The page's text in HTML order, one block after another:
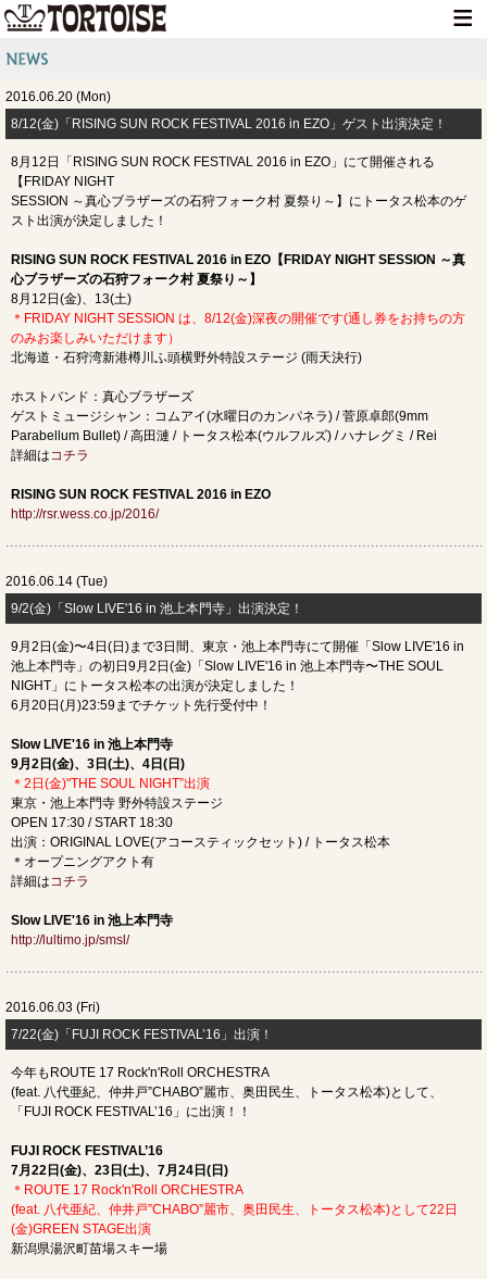
CONTACT
2016.06.20 (Mon)
8/12(金)「RISING SUN ROCK FESTIVAL 2016 in EZO」ゲスト出演決定！
8月12日「RISING SUN ROCK FESTIVAL 2016 in EZO」にて開催される
【FRIDAY NIGHT
SESSION ～真心ブラザーズの石狩フォーク村 夏祭り～】にトータス松本のゲ
スト出演が決定しました！
RISING SUN ROCK FESTIVAL 2016 in EZO【FRIDAY NIGHT SESSION ～真
心ブラザーズの石狩フォーク村 夏祭り～】
8月12日(金)、13(土)
＊FRIDAY NIGHT SESSION は、8/12(金)深夜の開催です(通し券をお持ちの方
のみお楽しみいただけます）
北海道・石狩湾新港樽川ふ頭横野外特設ステージ (雨天決行)
ホストバンド：真心ブラザーズ
ゲストミュージシャン：コムアイ(水曜日のカンパネラ) / 菅原卓郎(9mm
Parabellum Bullet) / 高田漣 / トータス松本(ウルフルズ) / ハナレグミ / Rei
詳細はコチラ
RISING SUN ROCK FESTIVAL 2016 in EZO
http://rsr.wess.co.jp/2016/
2016.06.14 (Tue)
9/2(金)「Slow LIVE'16 in 池上本門寺」出演決定！
9月2日(金)〜4日(日)まで3日間、東京・池上本門寺にて開催「Slow LIVE'16 in
池上本門寺」の初日9月2日(金)「Slow LIVE'16 in 池上本門寺〜THE SOUL
NIGHT」にトータス松本の出演が決定しました！
6月20日(月)23:59までチケット先行受付中！
Slow LIVE'16 in 池上本門寺
9月2日(金)、3日(土)、4日(日)
＊2日(金)"THE SOUL NIGHT”出演
東京・池上本門寺 野外特設ステージ
OPEN 17:30 / START 18:30
出演：ORIGINAL LOVE(アコースティックセット) / トータス松本
＊オープニングアクト有
詳細はコチラ
Slow LIVE'16 in 池上本門寺
http://lultimo.jp/smsl/
2016.06.03 (Fri)
7/22(金)「FUJI ROCK FESTIVAL’16」出演！
今年もROUTE 17 Rock'n'Roll ORCHESTRA
(feat. 八代亜紀、仲井戸”CHABO”麗市、奥田民生、トータス松本)として、
「FUJI ROCK FESTIVAL’16」に出演！！
FUJI ROCK FESTIVAL’16
7月22日(金)、23日(土)、7月24日(日)
＊ROUTE 17 Rock'n'Roll ORCHESTRA
(feat. 八代亜紀、仲井戸”CHABO”麗市、奥田民生、トータス松本)として22日
(金)GREEN STAGE出演
新潟県湯沢町苗場スキー場